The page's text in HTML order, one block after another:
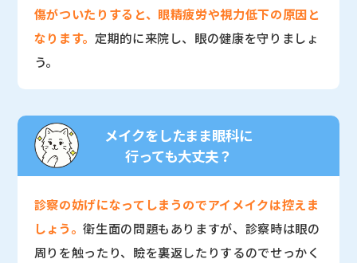
傷がついたりすると、眼精疲労や視力低下の原因と
なります。 定期的に来院し、眼の健康を守りましょ
う。
メイクをしたまま眼科に
行っても大丈夫？
診察の妨げになってしまうのでアイメイクは控えま
しょう。衛生面の問題もありますが、診察時は眼の
周りを触ったり、瞼を裏返したりするのでせっかく